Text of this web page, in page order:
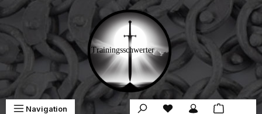
Zum Hauptinhalt springen
Navigation Du hast 0 Produkte auf